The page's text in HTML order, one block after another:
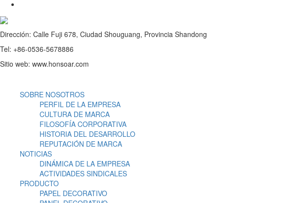
Dirección: Calle Fuji 678, Ciudad Shouguang, Provincia Shandong
Tel: +86-0536-5678886
Sitio web: www.honsoar.com
SOBRE NOSOTROS
PERFIL DE LA EMPRESA
CULTURA DE MARCA
FILOSOFÍA CORPORATIVA
HISTORIA DEL DESARROLLO
REPUTACIÓN DE MARCA
NOTICIAS
DINÁMICA DE LA EMPRESA
ACTIVIDADES SINDICALES
PRODUCTO
PAPEL DECORATIVO